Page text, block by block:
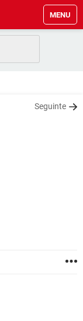
MENU
Seguinte